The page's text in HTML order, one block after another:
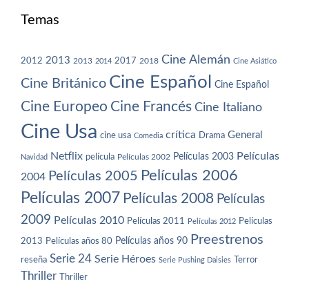
Temas
2012 2013 2013 2014 2017 2018 Cine Alemán Cine Asiático
Cine Británico Cine Español Cine Español
Cine Europeo Cine Francés Cine Italiano
Cine Usa cine usa Comedia crítica Drama General
Navidad Netflix película Películas 2002 Películas 2003 Películas
2004 Películas 2005 Películas 2006
Películas 2007 Películas 2008 Películas
2009 Películas 2010 Películas 2011 Películas 2012 Películas
2013 Películas años 80 Películas años 90 Preestrenos
reseña Serie 24 Serie Héroes Serie Pushing Daisies Terror
Thriller Thriller